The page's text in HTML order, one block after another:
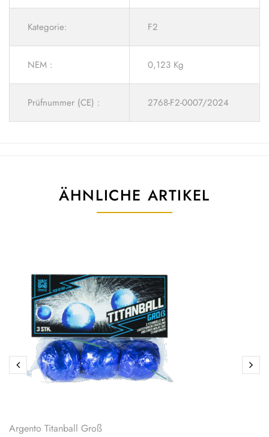
Kategorie: F2
NEM : 0,123 Kg
Prüfnummer (CE) : 2768-F2-0007/2024
ÄHNLICHE ARTIKEL
Argento Titanball Groß